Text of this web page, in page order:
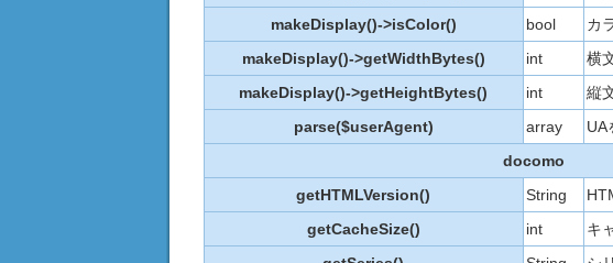
makeDisplay()->isColor()
bool
カ
makeDisplay()->getWidthBytes()
int
横
makeDisplay()->getHeightBytes()
int
縦
parse($userAgent)
array
UA
docomo
getHTMLVersion()
String
getCacheSize()
int
キ